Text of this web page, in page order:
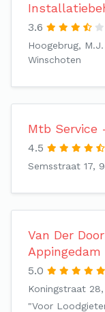
3.6
Hoogebrug,
Winschoten
Mtb Service
4.5
Semsstraat 17,
Van Der
Appingedam
5.0
Koningstraat
"Voor